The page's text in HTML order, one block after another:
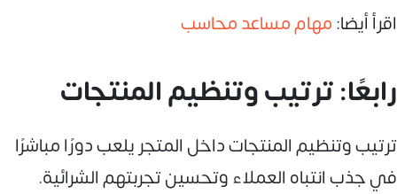
اقرأ أيضا:مهام مساعد محاسب
رابعًا: ترتيب وتنظيم المنتجات
ترتيب وتنظيم المنتجات داخل المتجر يلعب دورًا مباشرًا
في جذب انتباه العملاء وتحسين تجربتهم الشرائية.